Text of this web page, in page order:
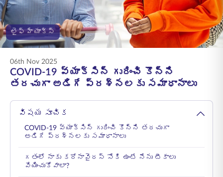
ENGLISH
ఆన్‌లైన్‌లో కొనండి ప్రీమియం చెల్లించండి
లైఫ్ హ్యాక్స్
06th Nov 2025
COVID-19 వ్యాక్సిన్ గురించి కొన్ని
తరచుగా అడిగే ప్రశ్నలకు సమాధానాలు
విషయ సూచిక
COVID-19 వ్యాక్సిన్ గురించి కొన్ని తరచుగా
అడిగే ప్రశ్నలకు సమాధానాలు
గతంలో నాకు కరోనావైరస్ సోకి ఉంటే నేను టీకాలు
వేయించుకోవాలా?